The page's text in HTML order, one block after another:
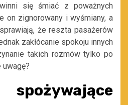
się śmiać z poważnych
on zignorowany i wyśmiany, a
że reszta pasażerów
zakłócanie spokoju innych
takich rozmów tylko po